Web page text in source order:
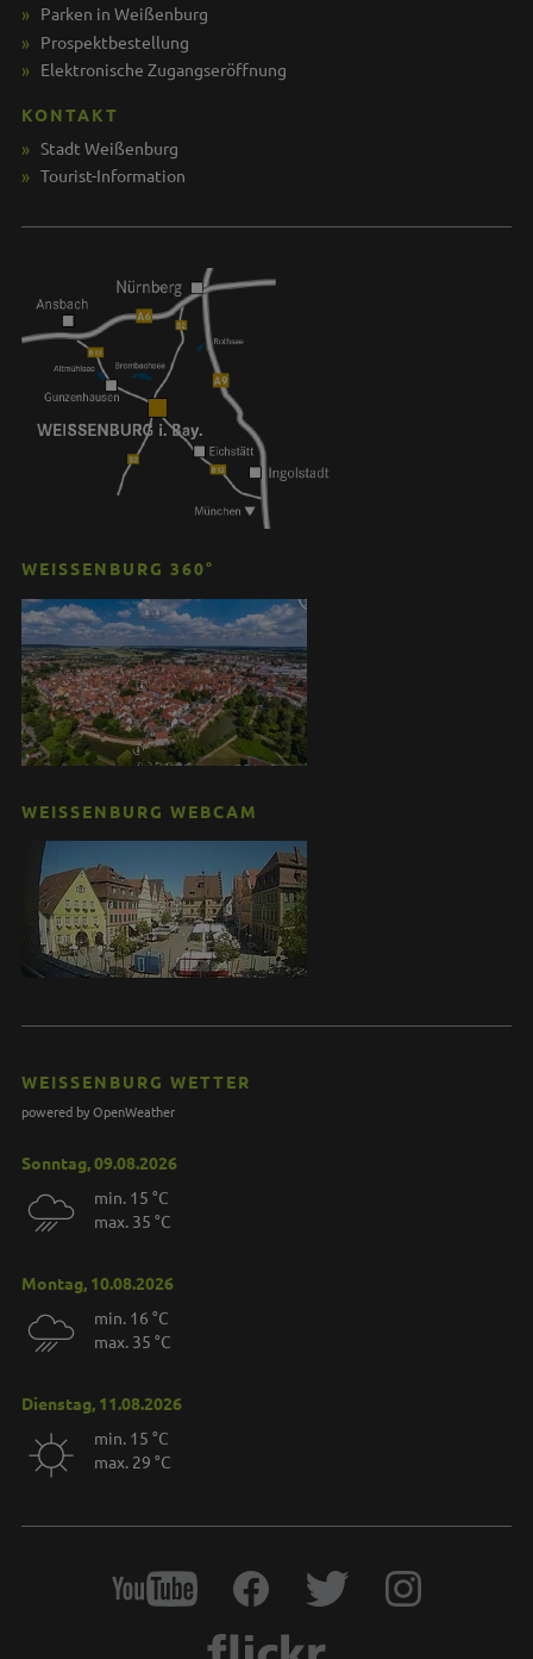
Parken in Weißenburg
Prospektbestellung
Elektronische Zugangseröffnung
KONTAKT
Stadt Weißenburg
Tourist-Information
WEISSENBURG 360°
WEISSENBURG WEBCAM
WEISSENBURG WETTER
powered by OpenWeather
Sonntag, 09.08.2026
min. 15 °C
max. 35 °C
Montag, 10.08.2026
min. 16 °C
max. 35 °C
Dienstag, 11.08.2026
min. 15 °C
max. 29 °C